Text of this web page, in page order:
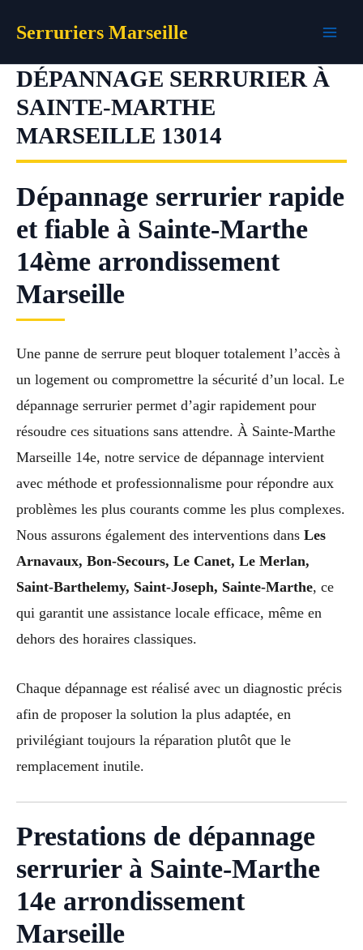
Serruriers Marseille
DÉPANNAGE SERRURIER À
SAINTE-MARTHE
MARSEILLE 13014
Dépannage serrurier rapide
et fiable à Sainte-Marthe
14ème arrondissement
Marseille
Une panne de serrure peut bloquer totalement l’accès à
un logement ou compromettre la sécurité d’un local. Le
dépannage serrurier permet d’agir rapidement pour
résoudre ces situations sans attendre. À Sainte-Marthe
Marseille 14e, notre service de dépannage intervient
avec méthode et professionnalisme pour répondre aux
problèmes les plus courants comme les plus complexes.
Nous assurons également des interventions dans Les
Arnavaux, Bon-Secours, Le Canet, Le Merlan,
Saint-Barthelemy, Saint-Joseph, Sainte-Marthe, ce
qui garantit une assistance locale efficace, même en
dehors des horaires classiques.
Chaque dépannage est réalisé avec un diagnostic précis
afin de proposer la solution la plus adaptée, en
privilégiant toujours la réparation plutôt que le
remplacement inutile.
Prestations de dépannage
serrurier à Sainte-Marthe
14e arrondissement
Marseille